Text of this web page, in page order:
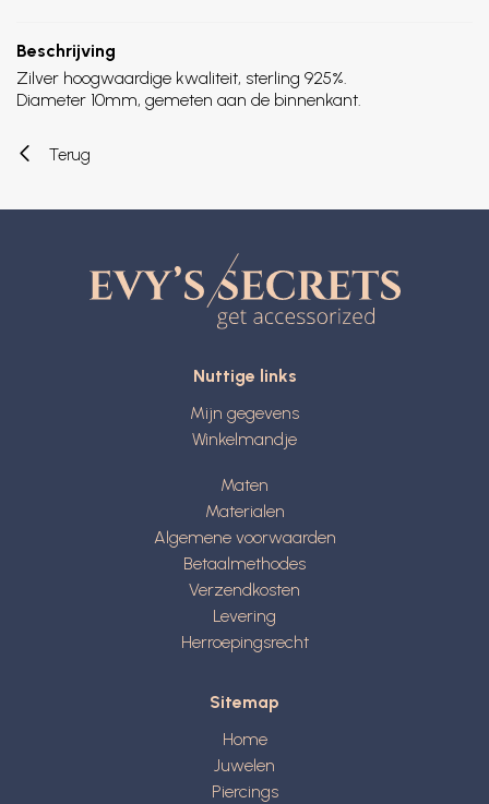
Beschrijving
Zilver hoogwaardige kwaliteit, sterling 925%.
Diameter 10mm, gemeten aan de binnenkant.
Terug
Nuttige links
Mijn gegevens
Winkelmandje
Maten
Materialen
Algemene voorwaarden
Betaalmethodes
Verzendkosten
Levering
Herroepingsrecht
Sitemap
Home
Juwelen
Piercings